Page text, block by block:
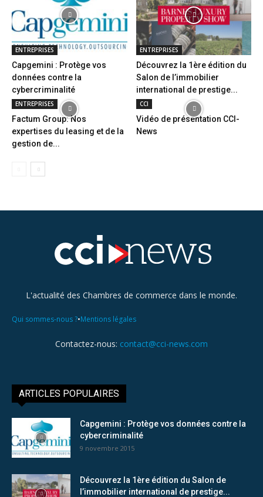
ENTREPRISES
Capgemini : Protège vos
données contre la
cybercriminalité
ENTREPRISES
Découvrez la 1ère édition du
Salon de l’immobilier
international de prestige...
ENTREPRISES
Factum Group: Nos
expertises du leasing et de la
gestion de...
CCI
Vidéo de présentation CCI-
News
L'actualité des Chambres de commerce dans le monde.
Qui sommes-nous ?•Mentions légales
Contactez-nous: contact@cci-news.com
ARTICLES POPULAIRES
Capgemini : Protège vos données contre la
cybercriminalité
9 novembre 2015
Découvrez la 1ère édition du Salon de
l’immobilier international de prestige...